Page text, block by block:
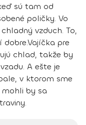
sú tam od
poličky. Vo
vzduch. To,
dobre.Vajíčka pre
chlad, takže by
. A ešte je
v ktorom sme
mohli by sa